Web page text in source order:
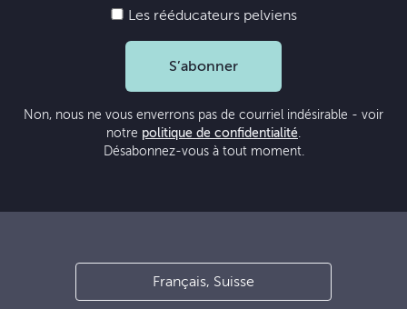
Les rééducateurs pelviens
S’abonner
Non, nous ne vous enverrons pas de courriel indésirable - voir
notre politique de confidentialité.
Désabonnez-vous à tout moment.
Français, Suisse